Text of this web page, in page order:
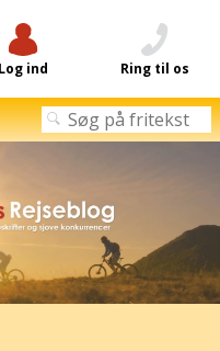
Log ind Ring til os